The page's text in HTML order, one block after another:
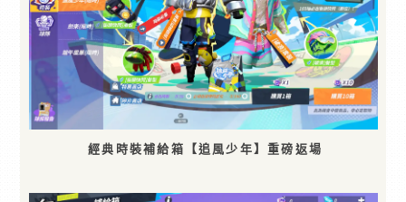
經典時裝補給箱【追風少年】重磅返場